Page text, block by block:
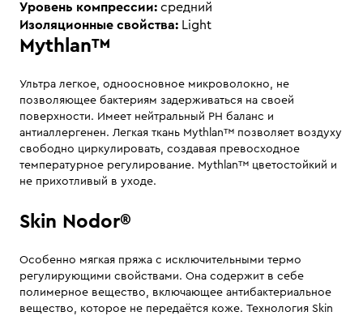
Уровень компрессии: средний
Изоляционные свойства: Light
Mythlan™
Ультра легкое, одноосновное микроволокно, не
позволяющее бактериям задерживаться на своей
поверхности. Имеет нейтральный PH баланс и
антиаллергенен. Легкая ткань Mythlan™ позволяет воздуху
свободно циркулировать, создавая превосходное
температурное регулирование. Mythlan™ цветостойкий и
не прихотливый в уходе.
Skin Nodor®
Особенно мягкая пряжа с исключительными термо
регулирующими свойствами. Она содержит в себе
полимерное вещество, включающее антибактериальное
вещество, которое не передаётся коже. Технология Skin